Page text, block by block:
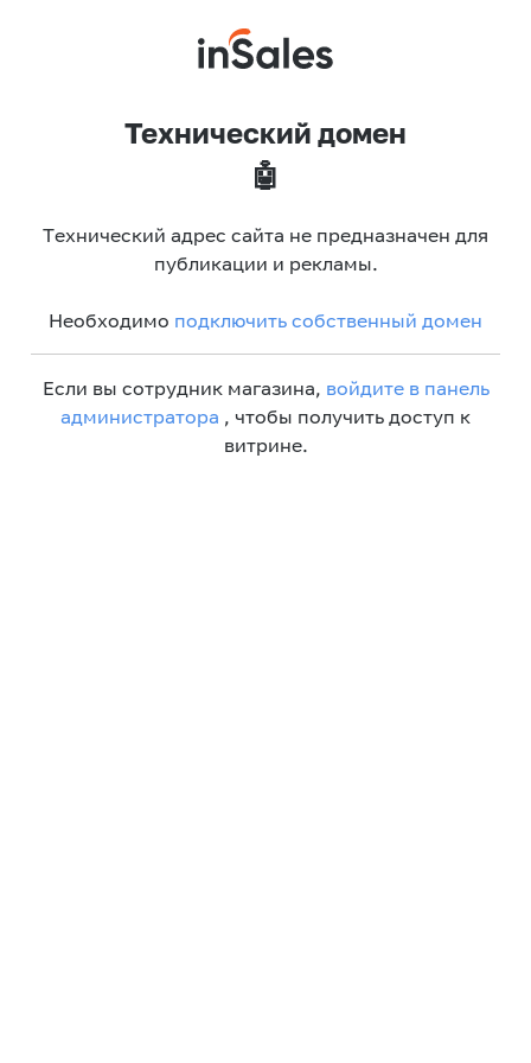
Технический домен
🤖
Технический адрес сайта не предназначен для
публикации и рекламы.
Необходимо подключить собственный домен
Если вы сотрудник магазина, войдите в панель
администратора , чтобы получить доступ к
витрине.